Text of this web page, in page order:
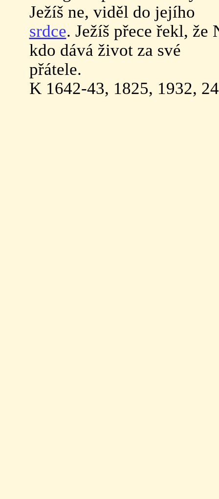
Ježíš ne, viděl do jejího
srdce. Ježíš přece řekl, že
kdo dává život za své
přátele.
K 1642-43, 1825, 1932,